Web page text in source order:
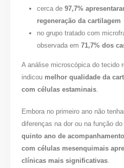
cerca de 97,7%
regeneração da cartilagem
no grupo tratado com
observada em 71,7% dos
A análise microscópica do tecido
indicou melhor qualidade da
com células estaminais.
Embora no primeiro ano não
diferenças na dor ou na função
quinto ano de
com células mesenquimais
clínicas mais significativas.